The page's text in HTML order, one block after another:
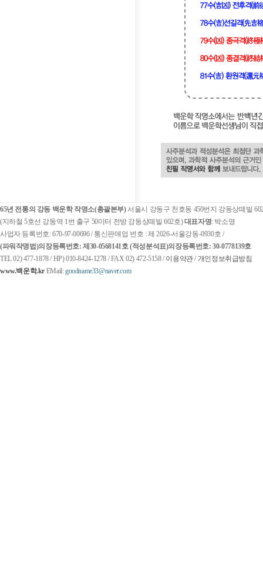
65년 전통의 강동 백운학 작명소(총괄본부) 서울시 강동구 천호동 450번지 강동상떼빌
(지하철 5호선 강동역 1번 출구 50미터 전방 강동상떼빌 602호)대표자명: 박소영
사업자 등록번호: 670-97-00696 / 통신판매업 번호 : 제 2026-서울강동-0930호 /
(파워작명법)의장등록번호: 제30-0568141호(적성분석표)의장등록번호: 30-0778139호
TEL 02) 477-1878 / HP) 010-8424-1278 / FAX 02) 472-5158 /이용약관/개인정보취급방침
www.백운학.kr EMail:goodname33@naver.com